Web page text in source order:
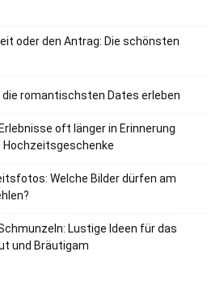
oder den Antrag: Die schönsten
die romantischsten Dates erleben
oft länger in Erinnerung
Hochzeitsgeschenke
Welche Bilder dürfen am
Lustige Ideen für das
und Bräutigam